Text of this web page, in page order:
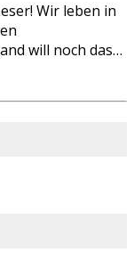
Wir leben in
will noch das…